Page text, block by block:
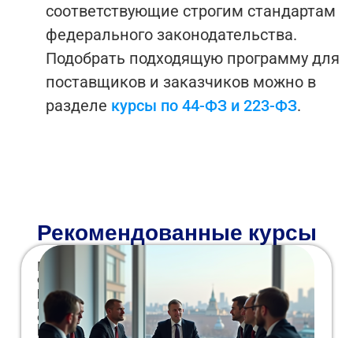
соответствующие строгим стандартам
федерального законодательства.
Подобрать подходящую программу для
поставщиков и заказчиков можно в
разделе курсы по 44-ФЗ и 223-ФЗ.
Рекомендованные курсы
Программа повышения квалификации
объемом 150 академических часов
разработана для специалистов, назначаемых
контрактными управляющими в бюджетных
организациях. Учиться можно удаленно
[city_locative], совмещая занятия с основной